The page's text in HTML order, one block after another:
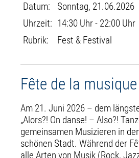
Datum:
Sonntag, 21.06.2026
Uhrzeit: 14:30 Uhr - 22:00 Uhr
Rubrik:
Fest & Festival
Fête de la musique
Am 21. Juni 2026 – dem
„Alors?! On danse! – Also?!
gemeinsamen Musizieren in
schönen Stadt. Während der
alle Arten von Musik (Rock,